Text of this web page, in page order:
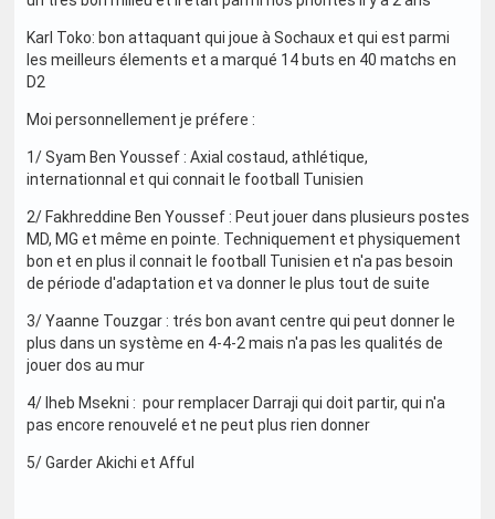
Karl Toko: bon attaquant qui joue à Sochaux et qui est parmi
les meilleurs élements et a marqué 14 buts en 40 matchs en
D2
Moi personnellement je préfere :
1/ Syam Ben Youssef : Axial costaud, athlétique,
internationnal et qui connait le football Tunisien
2/ Fakhreddine Ben Youssef : Peut jouer dans plusieurs postes
MD, MG et même en pointe. Techniquement et physiquement
bon et en plus il connait le football Tunisien et n'a pas besoin
de période d'adaptation et va donner le plus tout de suite
3/ Yaanne Touzgar : trés bon avant centre qui peut donner le
plus dans un système en 4-4-2 mais n'a pas les qualités de
jouer dos au mur
4/ Iheb Msekni : pour remplacer Darraji qui doit partir, qui n'a
pas encore renouvelé et ne peut plus rien donner
5/ Garder Akichi et Afful